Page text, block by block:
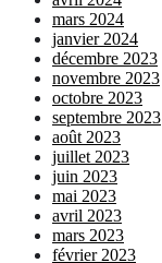
mars 2024
janvier 2024
décembre 2023
novembre 2023
octobre 2023
septembre 2023
août 2023
juillet 2023
juin 2023
mai 2023
avril 2023
mars 2023
février 2023